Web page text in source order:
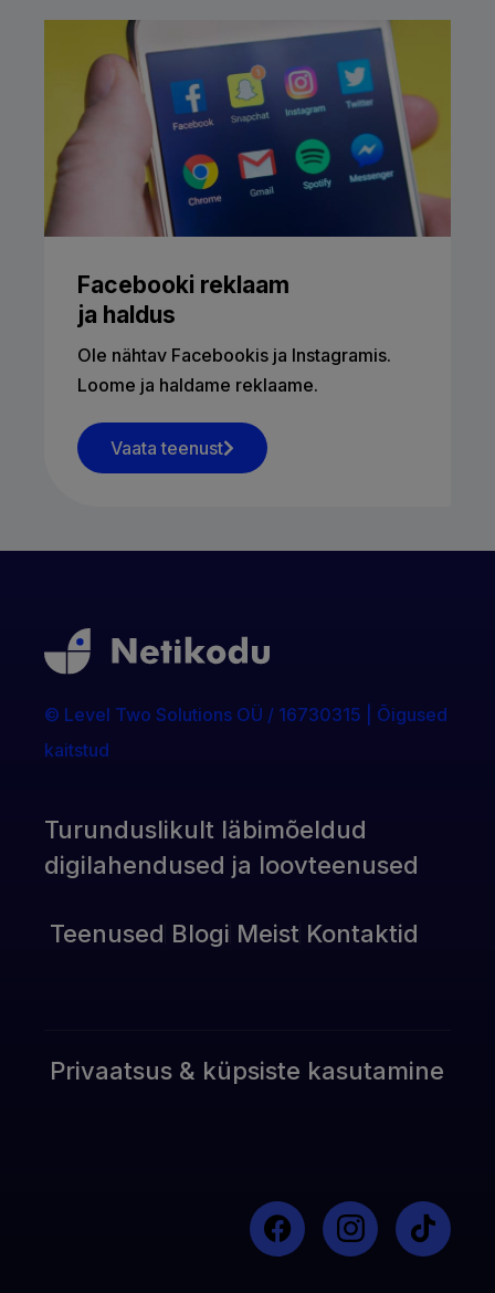
Facebooki reklaam
ja haldus
Ole nähtav Facebookis ja Instagramis.
Loome ja haldame reklaame.
Vaata teenust
© Level Two Solutions OÜ / 16730315 | Õigused
kaitstud
Turunduslikult läbimõeldud
digilahendused ja loovteenused
Teenused Blogi Meist Kontaktid
Privaatsus & küpsiste kasutamine